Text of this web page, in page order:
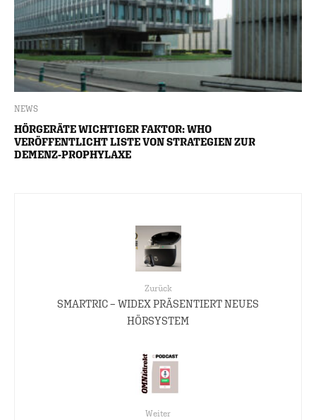
NEWS
HÖRGERÄTE WICHTIGER FAKTOR: WHO
VERÖFFENTLICHT LISTE VON STRATEGIEN ZUR
DEMENZ-PROPHYLAXE
Zurück
SMARTRIC – WIDEX PRÄSENTIERT NEUES
HÖRSYSTEM
Weiter